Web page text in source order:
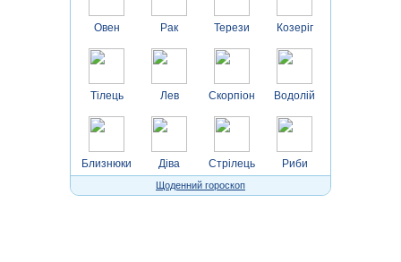
Овен
Тілець
Близнюки
Рак
Лев
Діва
Терези
Скорпіон
Стрілець
Козеріг
Водолій
Риби
Щоденний гороскоп